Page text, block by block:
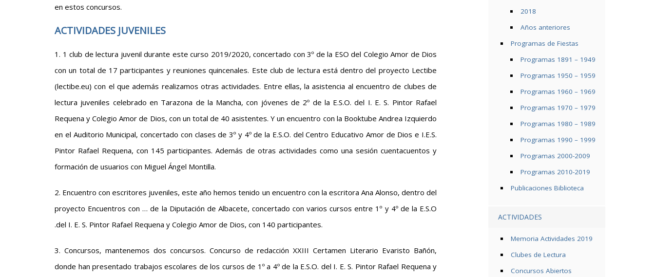
en estos concursos.
ACTIVIDADES JUVENILES
1. 1 club de lectura juvenil durante este curso 2019/2020, concertado con 3º de la ESO del Colegio Amor de Dios
con un total de 17 participantes y reuniones quincenales. Este club de lectura está dentro del proyecto Lectibe
(lectibe.eu) con el que además realizamos otras actividades. Entre ellas, la asistencia al encuentro de clubes de
lectura juveniles celebrado en Tarazona de la Mancha, con jóvenes de 2º de la E.S.O. del I. E. S. Pintor Rafael
Requena y Colegio Amor de Dios, con un total de 40 asistentes. Y un encuentro con la Booktube Andrea Izquierdo
en el Auditorio Municipal, concertado con clases de 3º y 4º de la E.S.O. del Centro Educativo Amor de Dios e I.E.S.
Pintor Rafael Requena, con 145 participantes. Además de otras actividades como una sesión cuentacuentos y
formación de usuarios con Miguel Ángel Montilla.
2. Encuentro con escritores juveniles, este año hemos tenido un encuentro con la escritora Ana Alonso, dentro del
proyecto Encuentros con … de la Diputación de Albacete, concertado con varios cursos entre 1º y 4º de la E.S.O
.del I. E. S. Pintor Rafael Requena y Colegio Amor de Dios, con 140 participantes.
3. Concursos, mantenemos dos concursos. Concurso de redacción XXIII Certamen Literario Evaristo Bañón,
donde han presentado trabajos escolares de los cursos de 1º a 4º de la E.S.O. del I. E. S. Pintor Rafael Requena y
2018
Años anteriores
Programas de Fiestas
Programas 1891 – 1949
Programas 1950 – 1959
Programas 1960 – 1969
Programas 1970 – 1979
Programas 1980 – 1989
Programas 1990 – 1999
Programas 2000-2009
Programas 2010-2019
Publicaciones Biblioteca
ACTIVIDADES
Memoria Actividades 2019
Clubes de Lectura
Concursos Abiertos